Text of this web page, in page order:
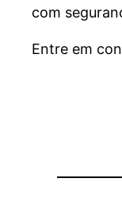
com
Entre em